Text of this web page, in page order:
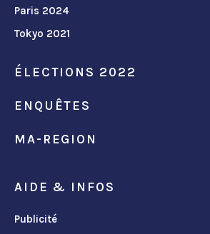
Paris 2024
Tokyo 2021
ÉLECTIONS 2022
ENQUÊTES
MA-REGION
AIDE & INFOS
Publicité